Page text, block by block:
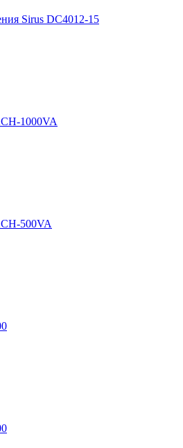
Sirus DC4012-15
1000VA
500VA